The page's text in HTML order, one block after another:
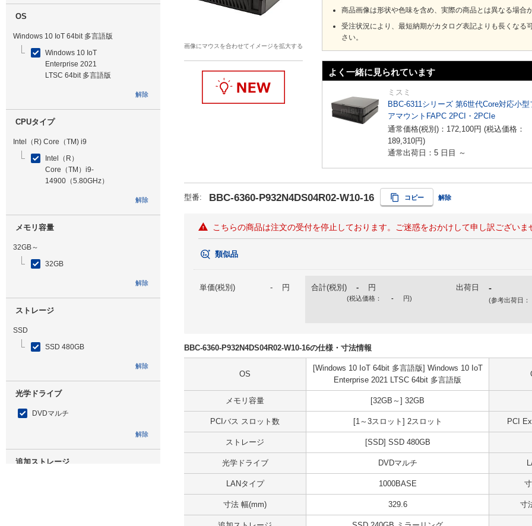
OS
Windows 10 IoT 64bit 多言語版
Windows 10 IoT
Enterprise 2021
LTSC 64bit 多言語版
解除
CPUタイプ
Intel（R) Core（TM) i9
Intel（R）
Core（TM）i9-
14900（5.80GHz）
解除
メモリ容量
32GB～
32GB
解除
ストレージ
SSD
SSD 480GB
解除
光学ドライブ
DVDマルチ
解除
追加ストレージ
画像にマウスを合わせてイメージを拡大する
商品画像は形状や色味を含め、実際の商品とは異なる場合
受注状況により、最短納期がカタログ表記よりも長くな
さい。
よく一緒に見られています
ミスミ
BBC-6311シリーズ 第6世代Core対応小型
アマウントFAPC 2PCI・2PCIe
通常価格(税別)： 172,100円 (税込価格：
189,310円)
通常出荷日：5 日目 ～
型番: BBC-6360-P932N4DS04R02-W10-16 コピー 解除
こちらの商品は注文の受付を停止しております。ご迷惑をおかけして申し訳ございま
類似品
単価(税別) - 円 合計(税別) - 円
(税込価格： - 円)
出荷日 -
(参考出荷日：
BBC-6360-P932N4DS04R02-W10-16の仕様・寸法情報
OS
[Windows 10 IoT 64bit 多言語版] Windows 10 IoT
Enterprise 2021 LTSC 64bit 多言語版
メモリ容量 [32GB～] 32GB
PCIバス スロット数 [1～3スロット] 2スロット PCI
ストレージ [SSD] SSD 480GB
光学ドライブ DVDマルチ
LANタイプ 1000BASE
寸法 幅(mm) 329.6 寸